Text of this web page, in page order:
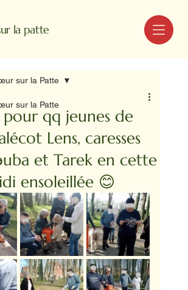
la patte MENU
sur la Patte
sur la Patte
pour qq jeunes de
Lens, caresses
et Tarek en cette
ensoleillée 😊